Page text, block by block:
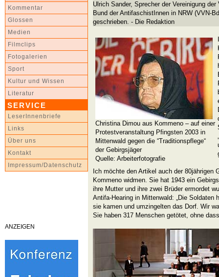
Kommentar
Glossen
Medien
Filmclips
Fotogalerien
Sport
Kultur und Wissen
Literatur
SERVICE
LeserInnenbriefe
Links
Über uns
Kontakt
Impressum/Datenschutz
ANZEIGEN
Ulrich Sander, Sprecher der Vereinigung
Bund der AntifaschistInnen in NRW (VVN-
geschrieben. - Die Redaktion
Christina Dimou aus Kommeno – auf einer
Protestveranstaltung Pfingsten 2003 in
Mittenwald gegen die “Traditionspflege“
der Gebirgsjäger
Quelle: Arbeiterfotografie
Ich möchte den Artikel auch der 80jährigen
Kommeno widmen. Sie hat 1943 ein
ihre Mutter und ihre zwei Brüder ermordet
Antifa-Hearing in Mittenwald: „Die Soldaten
sie kamen und umzingelten das Dorf. Wir
Sie haben 317 Menschen getötet, ohne